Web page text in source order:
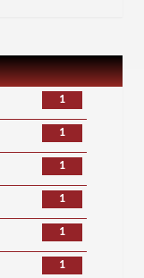
1
1
1
1
1
1